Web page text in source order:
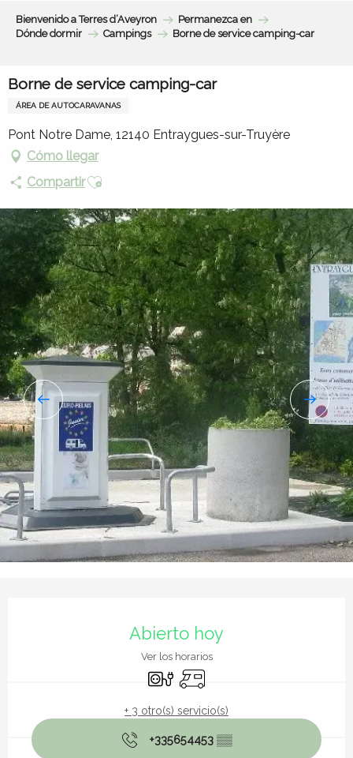
Bienvenido a Terres d’Aveyron
Permanezca en
Dónde dormir
Campings Borne de service camping-car
Borne de service camping-car
ÁREA DE AUTOCARAVANAS
Pont Notre Dame, 12140 Entraygues-sur-Truyère
Cómo llegar
CompartirAjouter aux favoris
Abierto hoy
Ver los horarios
Conexiones eléctricas
Autocaravana
+ 3 otro(s) servicio(s)
+335654453 ▒▒